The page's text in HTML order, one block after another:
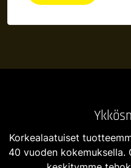
Korkealaatuiset
40 vuoden kokemuksella.